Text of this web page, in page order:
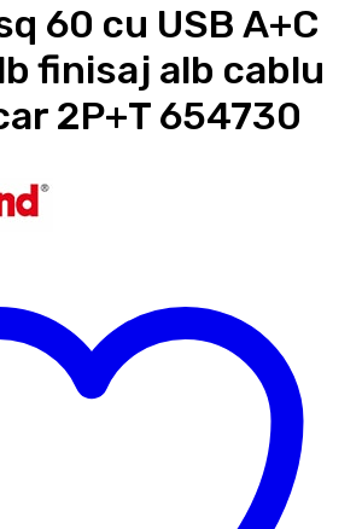
60 cu USB A+C
finisaj alb cablu
2P+T 654730